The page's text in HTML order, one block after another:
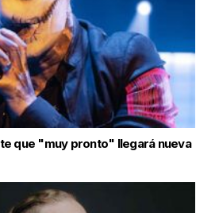
que "muy pronto" llegará nueva